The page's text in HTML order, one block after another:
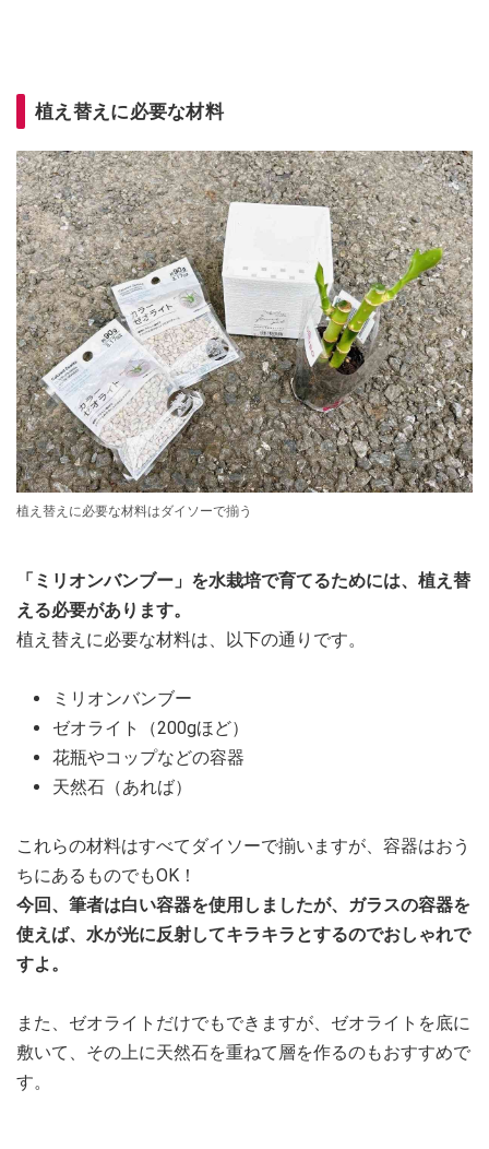
植え替えに必要な材料
植え替えに必要な材料はダイソーで揃う
「ミリオンバンブー」を水栽培で育てるためには、植え替
える必要があります。
植え替えに必要な材料は、以下の通りです。
ミリオンバンブー
ゼオライト（200gほど）
花瓶やコップなどの容器
天然石（あれば）
これらの材料はすべてダイソーで揃いますが、容器はおう
ちにあるものでもOK！
今回、筆者は白い容器を使用しましたが、ガラスの容器を
使えば、水が光に反射してキラキラとするのでおしゃれで
すよ。
また、ゼオライトだけでもできますが、ゼオライトを底に
敷いて、その上に天然石を重ねて層を作るのもおすすめで
す。